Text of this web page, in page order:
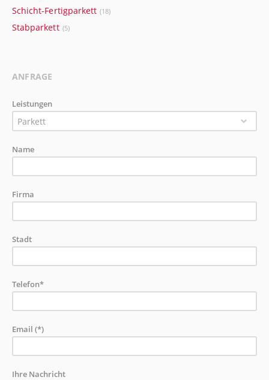
Schicht-Fertigparkett (18)
Stabparkett (5)
ANFRAGE
Leistungen
Parkett
Name
Firma
Stadt
Telefon*
Email (*)
Ihre Nachricht